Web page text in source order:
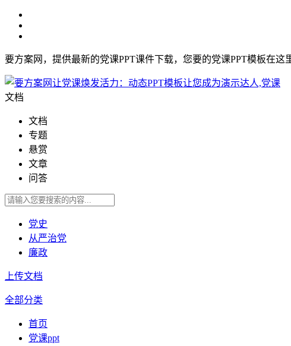
要方案网，提供最新的党课PPT课件下载，您要的党课PPT模板在这
文档
文档
专题
悬赏
文章
问答
党史
从严治党
廉政
上传文档
全部分类
首页
党课ppt